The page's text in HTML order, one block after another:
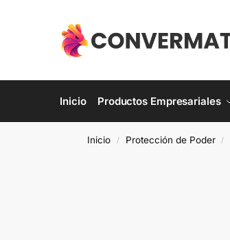
Inicio Productos Empresariales
Inicio / Protección de Poder /